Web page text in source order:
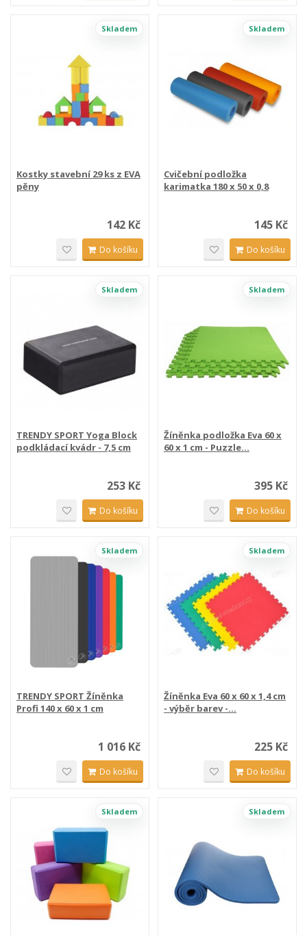
Skladem
Kostky stavební 29 ks z EVA
pěny
142 Kč
Do košíku
Skladem
Cvičební podložka
karimatka 180 x 50 x 0,8
145 Kč
Do košíku
Skladem
TRENDY SPORT Yoga Block
podkládací kvádr - 7,5 cm
253 Kč
Do košíku
Skladem
Žíněnka podložka Eva 60 x
60 x 1 cm - Puzzle...
395 Kč
Do košíku
Skladem
TRENDY SPORT Žíněnka
Profi 140 x 60 x 1 cm
1 016 Kč
Do košíku
Skladem
Žíněnka Eva 60 x 60 x 1,4 cm
- výběr barev -...
225 Kč
Do košíku
Skladem Skladem